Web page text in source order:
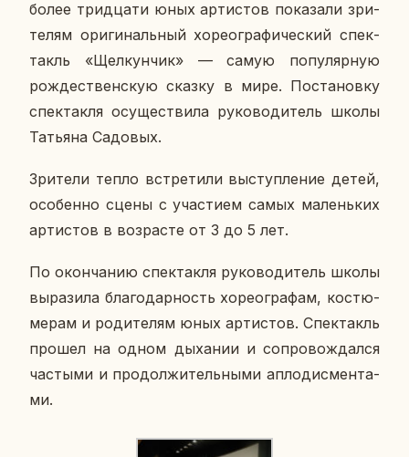
более трид­ца­ти юных ар­ти­стов по­ка­за­ли зри­
те­лям ори­ги­наль­ный хо­рео­гра­фи­че­ский спек­
такль «Щел­кун­чик» — самую по­пу­ляр­ную
рож­де­ствен­скую сказку в мире. По­ста­нов­ку
спек­так­ля осу­ще­стви­ла ру­ко­во­ди­тель школы
Та­тья­на Са­до­вых.
Зри­те­ли тепло встре­ти­ли вы­ступ­ле­ние детей,
осо­бен­но сцены с уча­сти­ем самых ма­лень­ких
ар­ти­стов в воз­расте от 3 до 5 лет.
По окон­ча­нию спек­так­ля ру­ко­во­ди­тель школы
вы­ра­зи­ла бла­го­дар­ность хо­рео­гра­фам, ко­стю­
ме­рам и ро­ди­те­лям юных ар­ти­стов. Спек­такль
прошел на одном ды­ха­нии и со­про­вож­дал­ся
ча­сты­ми и про­дол­жи­тель­ны­ми ап­ло­дис­мен­та­
ми.